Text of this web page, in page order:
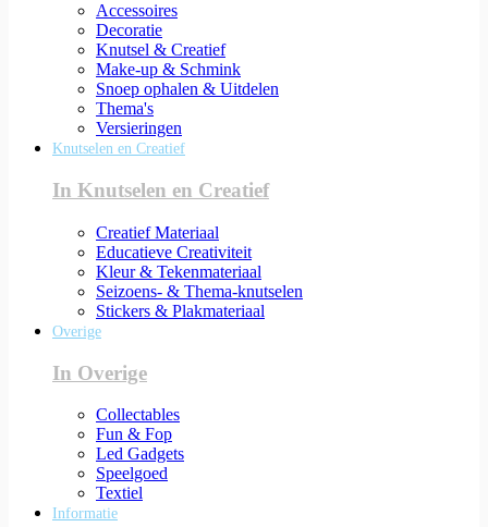
Accessoires
Decoratie
Knutsel & Creatief
Make-up & Schmink
Snoep ophalen & Uitdelen
Thema's
Versieringen
Knutselen en Creatief
In Knutselen en Creatief
Creatief Materiaal
Educatieve Creativiteit
Kleur & Tekenmateriaal
Seizoens- & Thema-knutselen
Stickers & Plakmateriaal
Overige
In Overige
Collectables
Fun & Fop
Led Gadgets
Speelgoed
Textiel
Informatie